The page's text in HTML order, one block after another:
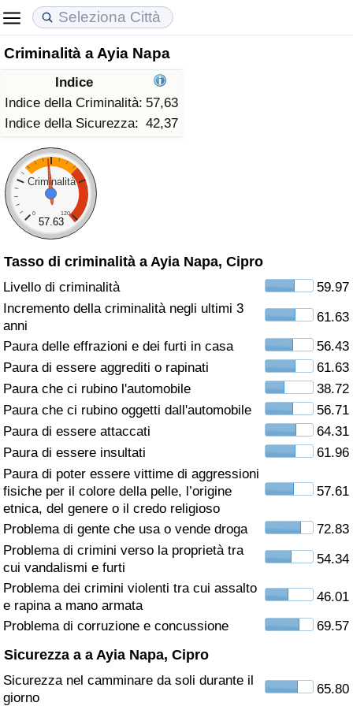
Criminalità a Ayia Napa
Indice
Indice della Criminalità: 57,63
Indice della Sicurezza: 42,37
Criminalità
0 120
57.63
Tasso di criminalità a Ayia Napa, Cipro
Livello di criminalità
59.97
Incremento della criminalità negli ultimi 3
anni
61.63
Paura delle effrazioni e dei furti in casa
56.43
Paura di essere aggrediti o rapinati
61.63
Paura che ci rubino l'automobile
38.72
Paura che ci rubino oggetti dall'automobile
56.71
Paura di essere attaccati
64.31
Paura di essere insultati
61.96
Paura di poter essere vittime di aggressioni
fisiche per il colore della pelle, l’origine
etnica, del genere o il credo religioso
57.61
Problema di gente che usa o vende droga
72.83
Problema di crimini verso la proprietà tra
cui vandalismi e furti
54.34
Problema dei crimini violenti tra cui assalto
e rapina a mano armata
46.01
Problema di corruzione e concussione
69.57
Sicurezza a a Ayia Napa, Cipro
Sicurezza nel camminare da soli durante il
giorno
65.80
Costo della vita
Indice Del Costo Della Vita (corrente)
Indice Del Costo Della Vita
Indice del Costo della Vita per Nazione
ad Aqaba
Prezzi degli immobili
Indice del Prezzo delle Case (Corrente)
Indice del Prezzo delle Case
Indice del Prezzo delle Case per Nazione
Qualità della Vita
Indice della Qualità della Vita
Indice della Qualità della Vita (Corrente)
Indice della qualità della vita per Paese
Criminalità
Indice del Tasso di Criminalità (Corrente)
Indice della Criminalità
Indice di criminalità per paese
Assistenza Sanitaria
Indice dell’Assistenza Sanitaria (Corrente)
Indice dell’Assistenza Sanitaria
Indice dell’Assistenza Sanitaria per
Nazione
Inquinamento
Indice dell’Inquinamento (Corrente)
Indice dell’Inquinamento per Nazione